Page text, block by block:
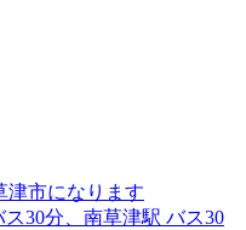
市になります
30分、南草津駅 バス30